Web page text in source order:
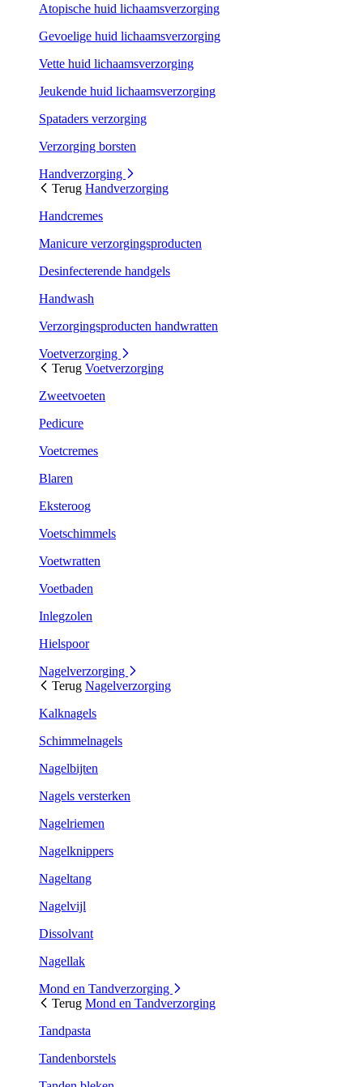
Atopische huid lichaamsverzorging
Gevoelige huid lichaamsverzorging
Vette huid lichaamsverzorging
Jeukende huid lichaamsverzorging
Spataders verzorging
Verzorging borsten
Handverzorging
Terug Handverzorging
Handcremes
Manicure verzorgingsproducten
Desinfecterende handgels
Handwash
Verzorgingsproducten handwratten
Voetverzorging
Terug Voetverzorging
Zweetvoeten
Pedicure
Voetcremes
Blaren
Eksteroog
Voetschimmels
Voetwratten
Voetbaden
Inlegzolen
Hielspoor
Nagelverzorging
Terug Nagelverzorging
Kalknagels
Schimmelnagels
Nagelbijten
Nagels versterken
Nagelriemen
Nagelknippers
Nageltang
Nagelvijl
Dissolvant
Nagellak
Mond en Tandverzorging
Terug Mond en Tandverzorging
Tandpasta
Tandenborstels